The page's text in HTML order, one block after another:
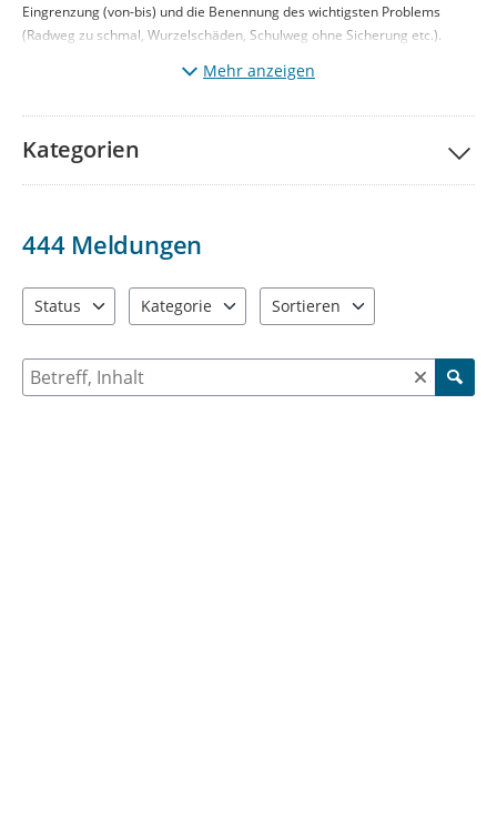
Eingrenzung (von-bis) und die Benennung des wichtigsten Problems
(Radweg zu schmal, Wurzelschäden, Schulweg ohne Sicherung etc.).
Diese Maßnahme wird mitfinanziert durch Steuermittel auf der
Mehr anzeigen
Kategorien
444 Meldungen
Status
Kategorie
Sortieren
Suche nach Meldungen und Kommentaren